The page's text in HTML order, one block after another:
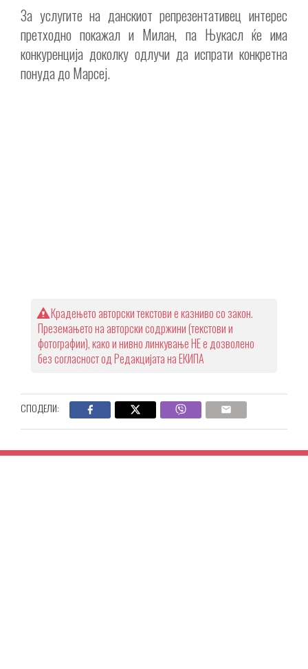
За услугите на данскиот репрезентативец интерес
претходно покажал и Милан, па Њукасл ќе има
конкуренција доколку одлучи да испрати конкретна
понуда до Марсеј.
Крадењето авторски текстови е казниво со закон.
Преземањето на авторски содржини (текстови и
фотографии), како и нивно линкување НЕ е дозволено
без согласност од Редакцијата на ЕКИПА
СПОДЕЛИ: